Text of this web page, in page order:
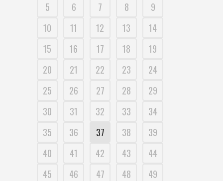
5
6 7 8
9
10
11 12 13
14
15
16 17 18
19
20
21 22 23
24
25
26 27 28
29
30
31 32 33
34
35
36 37 38
39
40
41 42 43
44
45
46 47 48
49